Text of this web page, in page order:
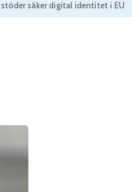
stöder säker digital identitet i EU